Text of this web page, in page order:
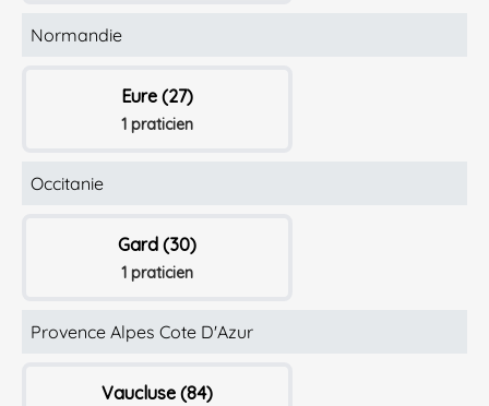
Normandie
Eure (27)
1 praticien
Occitanie
Gard (30)
1 praticien
Provence Alpes Cote D'Azur
Vaucluse (84)